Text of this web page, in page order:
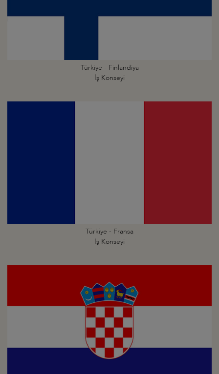
Türkiye - Finlandiya
İş Konseyi
Türkiye - Fransa
İş Konseyi